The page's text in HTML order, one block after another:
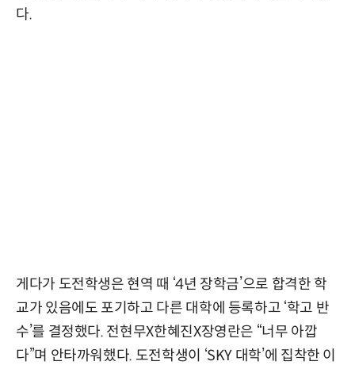
다.
게다가 도전학생은 현역 때 ‘4년 장학금’으로 합격한 학
교가 있음에도 포기하고 다른 대학에 등록하고 ‘학고 반
수’를 결정했다. 전현무X한혜진X장영란은 “너무 아깝
다”며 안타까워했다. 도전학생이 ‘SKY 대학’에 집착한 이